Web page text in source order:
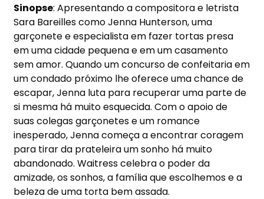
Sinopse: Apresentando a compositora e letrista
Sara Bareilles como Jenna Hunterson, uma
garçonete e especialista em fazer tortas presa
em uma cidade pequena e em um casamento
sem amor. Quando um concurso de confeitaria em
um condado próximo lhe oferece uma chance de
escapar, Jenna luta para recuperar uma parte de
si mesma há muito esquecida. Com o apoio de
suas colegas garçonetes e um romance
inesperado, Jenna começa a encontrar coragem
para tirar da prateleira um sonho há muito
abandonado. Waitress celebra o poder da
amizade, os sonhos, a família que escolhemos e a
beleza de uma torta bem assada.